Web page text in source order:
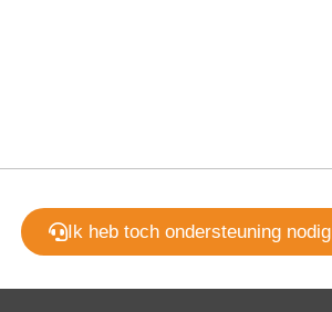
Ik heb toch ondersteuning nodig